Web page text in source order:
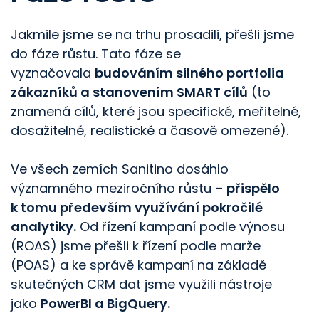
Jakmile jsme se na trhu prosadili, přešli jsme
do fáze růstu. Tato fáze se
vyznačovala budováním silného portfolia
zákazníků a stanovením SMART cílů (to
znamená cílů, které jsou specifické, meřitelné,
dosažitelné, realistické a časově omezené).
Ve všech zemích Sanitino dosáhlo
významného meziročního růstu – přispělo
k tomu především využívání pokročilé
analytiky. Od řízení kampaní podle výnosu
(ROAS) jsme přešli k řízení podle marže
(POAS) a ke správě kampaní na základě
skutečných CRM dat jsme využili nástroje
jako PowerBI a BigQuery.